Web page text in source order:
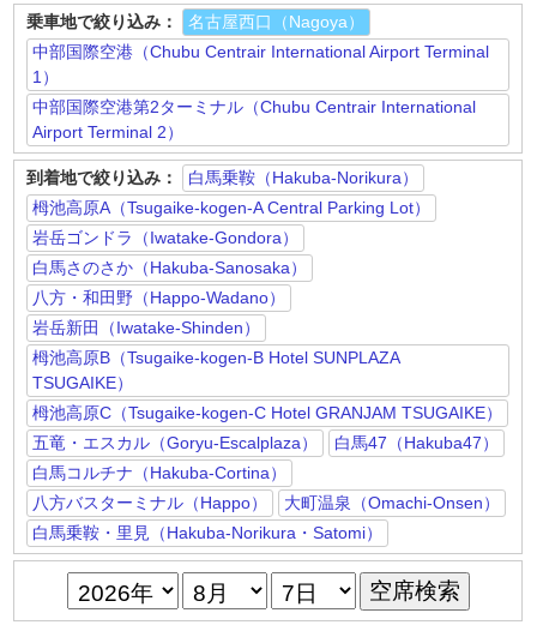
乗車地で絞り込み：
名古屋西口（Nagoya）
中部国際空港（Chubu Centrair International Airport Terminal
1）
中部国際空港第2ターミナル（Chubu Centrair International
Airport Terminal 2）
到着地で絞り込み：
白馬乗鞍（Hakuba-Norikura）
栂池高原A（Tsugaike-kogen-A Central Parking Lot）
岩岳ゴンドラ（Iwatake-Gondora）
白馬さのさか（Hakuba-Sanosaka）
八方・和田野（Happo-Wadano）
岩岳新田（Iwatake-Shinden）
栂池高原B（Tsugaike-kogen-B Hotel SUNPLAZA
TSUGAIKE）
栂池高原C（Tsugaike-kogen-C Hotel GRANJAM TSUGAIKE）
五竜・エスカル（Goryu-Escalplaza）
白馬47（Hakuba47）
白馬コルチナ（Hakuba-Cortina）
八方バスターミナル（Happo）
大町温泉（Omachi-Onsen）
白馬乗鞍・里見（Hakuba-Norikura・Satomi）